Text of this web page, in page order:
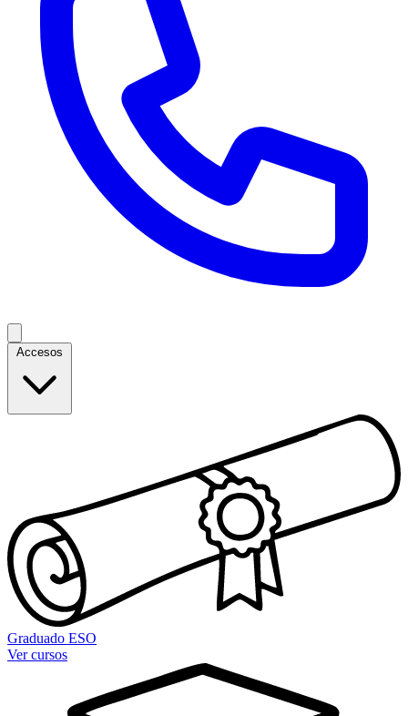
Accesos
Graduado ESO
Ver cursos